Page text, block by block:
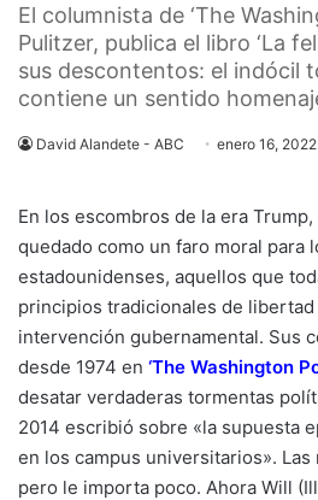
El columnista de ‘The
Pulitzer, publica el libro ‘La
sus descontentos: el indócil
contiene un sentido
David Alandete - ABC enero 16, 2022
En los escombros de la era Trump,
quedado como un faro moral para
estadounidenses, aquellos que
principios tradicionales de
intervención gubernamental. Sus
desde 1974 en ‘The Washington
desatar verdaderas tormentas
2014 escribió sobre «la supuesta
en los campus universitarios».
pero le importa poco. Ahora Will